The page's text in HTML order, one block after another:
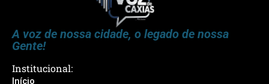
A voz de nossa cidade, o legado de nossa
Gente!
Institucional:
Início